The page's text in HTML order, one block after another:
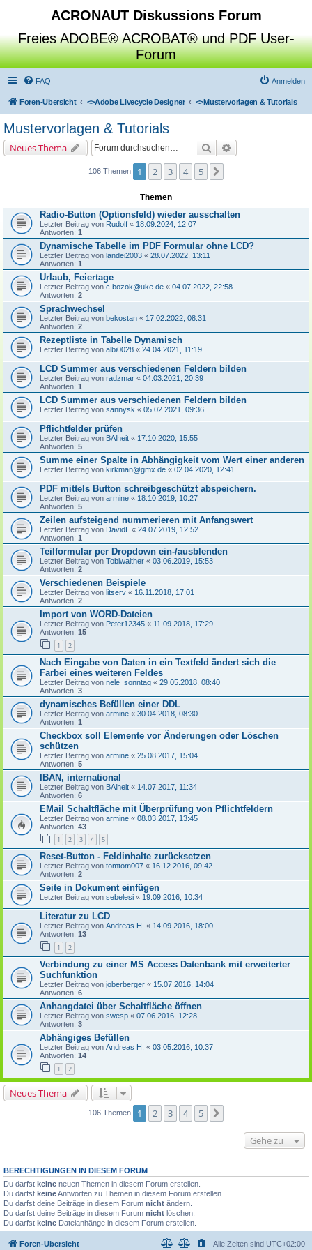
ACRONAUT Diskussions Forum
Freies ADOBE® ACROBAT® und PDF User-
Forum
FAQ Anmelden
Foren-Übersicht <>Adobe Livecycle Designer <>Mustervorlagen & Tutorials
Mustervorlagen & Tutorials
Neues Thema Suche
106 Themen 1 2 3 4 5
Themen
Radio-Button (Optionsfeld) wieder ausschalten
Letzter Beitrag von Rudolf « 18.09.2024, 12:07
Antworten: 1
Dynamische Tabelle im PDF Formular ohne LCD?
Letzter Beitrag von landei2003 « 28.07.2022, 13:11
Antworten: 1
Urlaub, Feiertage
Letzter Beitrag von c.bozok@uke.de « 04.07.2022, 22:58
Antworten: 2
Sprachwechsel
Letzter Beitrag von bekostan « 17.02.2022, 08:31
Antworten: 2
Rezeptliste in Tabelle Dynamisch
Letzter Beitrag von albi0028 « 24.04.2021, 11:19
LCD Summer aus verschiedenen Feldern bilden
Letzter Beitrag von radzmar « 04.03.2021, 20:39
Antworten: 1
LCD Summer aus verschiedenen Feldern bilden
Letzter Beitrag von sannysk « 05.02.2021, 09:36
Pflichtfelder prüfen
Letzter Beitrag von BAlheit « 17.10.2020, 15:55
Antworten: 5
Summe einer Spalte in Abhängigkeit vom Wert einer anderen
Letzter Beitrag von kirkman@gmx.de « 02.04.2020, 12:41
PDF mittels Button schreibgeschützt abspeichern.
Letzter Beitrag von armine « 18.10.2019, 10:27
Antworten: 5
Zeilen aufsteigend nummerieren mit Anfangswert
Letzter Beitrag von DavidL « 24.07.2019, 12:52
Antworten: 1
Teilformular per Dropdown ein-/ausblenden
Letzter Beitrag von Tobiwalther « 03.06.2019, 15:53
Antworten: 2
Verschiedenen Beispiele
Letzter Beitrag von litserv « 16.11.2018, 17:01
Antworten: 2
Import von WORD-Dateien
Letzter Beitrag von Peter12345 « 11.09.2018, 17:29
Antworten: 15
1 2
Nach Eingabe von Daten in ein Textfeld ändert sich die
Farbei eines weiteren Feldes
Letzter Beitrag von nele_sonntag « 29.05.2018, 08:40
Antworten: 3
dynamisches Befüllen einer DDL
Letzter Beitrag von armine « 30.04.2018, 08:30
Antworten: 1
Checkbox soll Elemente vor Änderungen oder Löschen
schützen
Letzter Beitrag von armine « 25.08.2017, 15:04
Antworten: 5
IBAN, international
Letzter Beitrag von BAlheit « 14.07.2017, 11:34
Antworten: 6
EMail Schaltfläche mit Überprüfung von Pflichtfeldern
Letzter Beitrag von armine « 08.03.2017, 13:45
Antworten: 43
1 2 3 4 5
Reset-Button - Feldinhalte zurücksetzen
Letzter Beitrag von tomtom007 « 16.12.2016, 09:42
Antworten: 2
Seite in Dokument einfügen
Letzter Beitrag von sebelesi « 19.09.2016, 10:34
Literatur zu LCD
Letzter Beitrag von Andreas H. « 14.09.2016, 18:00
Antworten: 13
1 2
Verbindung zu einer MS Access Datenbank mit erweiterter
Suchfunktion
Letzter Beitrag von joberberger « 15.07.2016, 14:04
Antworten: 6
Anhangdatei über Schaltfläche öffnen
Letzter Beitrag von swesp « 07.06.2016, 12:28
Antworten: 3
Abhängiges Befüllen
Letzter Beitrag von Andreas H. « 03.05.2016, 10:37
Antworten: 14
1 2
Neues Thema
106 Themen 1 2 3 4 5
Gehe zu
BERECHTIGUNGEN IN DIESEM FORUM
Du darfst keine neuen Themen in diesem Forum erstellen.
Du darfst keineAntworten zu Themen in diesem Forum erstellen.
Du darfst deine Beiträge in diesem Forum nicht ändern.
Du darfst deine Beiträge in diesem Forum nicht löschen.
Du darfst keine Dateianhänge in diesem Forum erstellen.
Foren-Übersicht Alle Zeiten sind UTC+02:00